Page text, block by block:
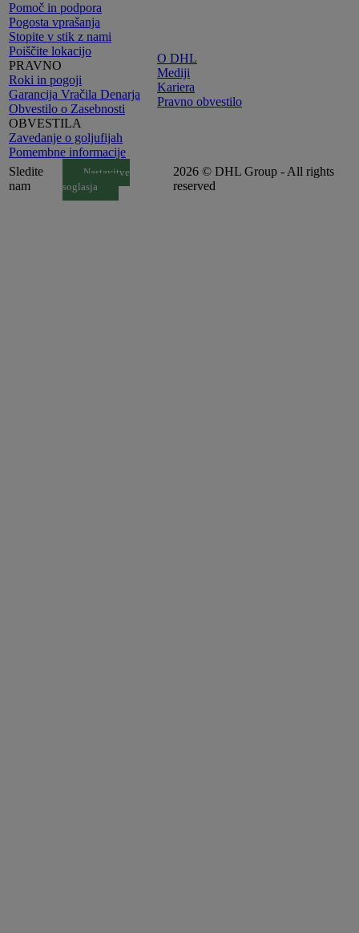
Pomoč in podpora
Pogosta vprašanja
Stopite v stik z nami
Poiščite lokacijo
PRAVNO
Roki in pogoji
Garancija Vračila Denarja
Obvestilo o Zasebnosti
OBVESTILA
Zavedanje o goljufijah
Pomembne informacije
O DHL
Mediji
Kariera
Pravno obvestilo
Sledite
nam
Nastavitve
soglasja
2026 © DHL Group - All rights
reserved